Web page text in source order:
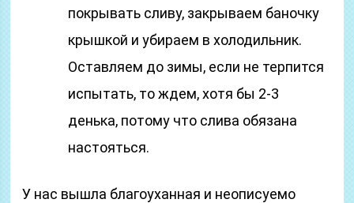
покрывать сливу, закрываем баночку
крышкой и убираем в холодильник.
Оставляем до зимы, если не терпится
испытать, то ждем, хотя бы 2-3
денька, потому что слива обязана
настояться.
У нас вышла благоуханная и неописуемо